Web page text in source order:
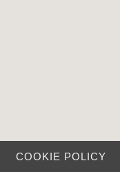
COOKIE POLICY